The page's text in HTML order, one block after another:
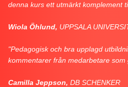
denna kurs ett utmärkt komplement
Wiola Öhlund, UPPSALA
"Pedagogisk och bra upplagd
kommentarer från medarbetare som
Camilla Jeppson, DB SCHENKER